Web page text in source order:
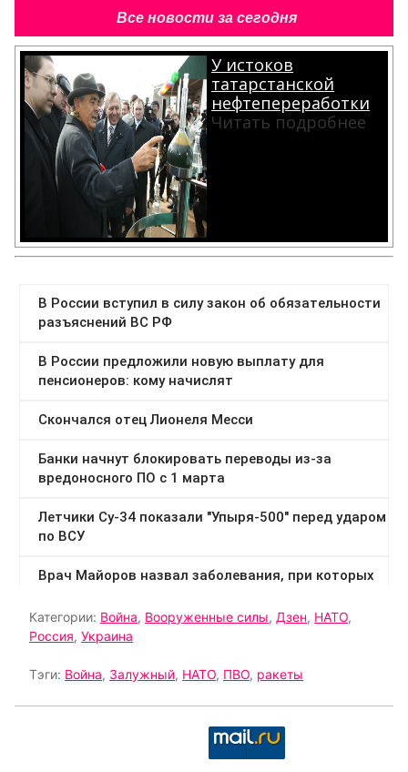
Все новости за сегодня
У истоков
татарстанской
нефтепереработки
Читать подробнее
Категории: Война, Вооруженные силы, Дзен, НАТО,
Россия, Украина
Тэги: Война, Залужный, НАТО, ПВО, ракеты